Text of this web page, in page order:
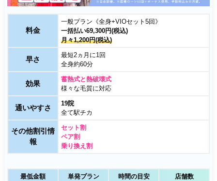
料金
一般プラン《全身+VIOセット5回》
一括払い69,300円(税込)
月々1,200円(税込)
早さ
最短2ヵ月に1回
全身約60分
効果
蓄熱式と熱破壊式
様々な毛質に対応
通いやすさ
19院
全て駅チカ
その他割引情
報
セット割
ペア割
乗り換え割
最低金額 単発プラン 時間の目安 店舗数